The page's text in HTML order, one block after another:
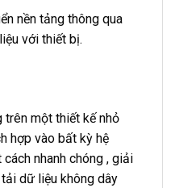
nền tảng thông qua
với thiết bị.
trên một thiết kế nhỏ
hợp vào bất kỳ hệ
nhanh chóng , giải
dữ liệu không dây